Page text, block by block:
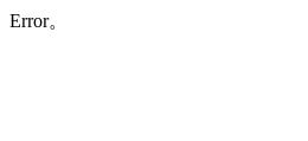
Error。